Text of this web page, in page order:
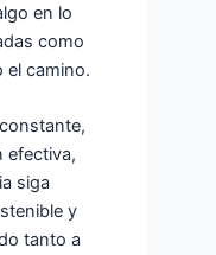
en lo
como
el camino.
efectiva,
siga
y
tanto a